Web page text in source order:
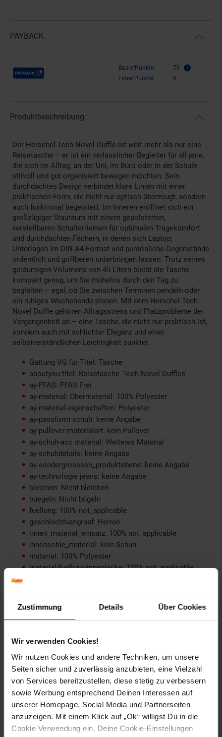
Zustimmung Details Über Cookies
Wir verwenden Cookies!
Wir nutzen Cookies und andere Techniken, um unsere
Seiten sicher und zuverlässig anzubieten, eine Vielzahl
von Services bereitzustellen, diese stetig zu verbessern
sowie Werbung entsprechend Deinen Interessen auf
unserer Homepage, Social Media und Partnerseiten
anzuzeigen. Mit einem Klick auf „Ok“ willigst Du in die
Cookie Verwendung ein. Deine Cookie-Einstellungen
PAYBACK
Payback Punkte Basis°Punkte:
79
Extra°Punkte:
0
Produktbeschreibung
Der Herschel Tech Novel Duffle ist weit mehr als nur eine
Reisetasche – er ist ein verlässlicher Begleiter für all jene,
die sich im Alltag, an der Uni, im Büro oder in der Schule
stilvoll und gut organisiert bewegen möchten. Sein
durchdachtes Design verbindet klare Linien mit einer
praktischen Form, die nicht nur optisch überzeugt, sondern
auch funktional begeistert. Im Inneren eröffnet sich ein
großzügiger Stauraum mit einem gepolsterten,
verstellbaren Schulterriemen für optimalen Tragekomfort
und durchdachten Fächern, in denen sich Laptop,
Unterlagen im DIN-A4-Format und persönliche Gegenstände
ordentlich und griffbereit unterbringen lassen. Trotz seines
geräumigen Volumens von 45 Litern bleibt die Tasche
kompakt genug, um Sie mühelos durch den Tag zu
begleiten – egal, ob Sie zwischen Terminen pendeln oder
ein ruhiges Wochenende planen. Mit dem Herschel Tech
Novel Duffle gehören Alltagsstress und Platzprobleme der
Vergangenheit an – eine Tasche, die nicht nur praktisch ist,
sondern auch mit schlichter Eleganz und einer
selbstverständlichen Leichtigkeit punktet.
Gattung VG für Titel: Tasche
aboutyou-titel: Reisetasche 'Tech Novel Duffles'
ay-PFAS: PFAS Frei
ay-material: Obermaterial: 100% Polyester
ay-material-eigenschaften: Polyester
ay-passform schuh: keine Angabe
ay-pullover-materialart: kein Pullover
ay-schuh-acc material: Weiteres Material
ay-schuhdetails: keine Angabe
ay-sondergroessen_produktebene: keine Angabe
ay-technologie jeans: keine Angabe
bleichen: Nicht bleichen
buegeln: Nicht bügeln
fuellung: 100% not_applicable
geschlechtvangraaf: Herren
innen_material_einsatz: 100% not_applicable
innensohle_material: kein Schuh
material: 100% Polyester
material-fuellung-innenjacke: 100% not_applicable
material-kunstfellkragen: 100% not_applicable
material-oberstoff-innenjacke: 100% not_applicable
not_applicable
material-oberstoff-mittlerer-teil: 100% not_applicable
material-oberstoff-oberer-teil: 100% not_applicable
material-oberstoff-rueckseite: 100% not_applicable
material-verzierung: 100% not_applicable
material_futter: 100% not_applicable
oberstoff_unterer_teil: 100% not_applicable
otto-anlaesse: Reise, Urlaub, Ferien, Casualmode,
Sportmode